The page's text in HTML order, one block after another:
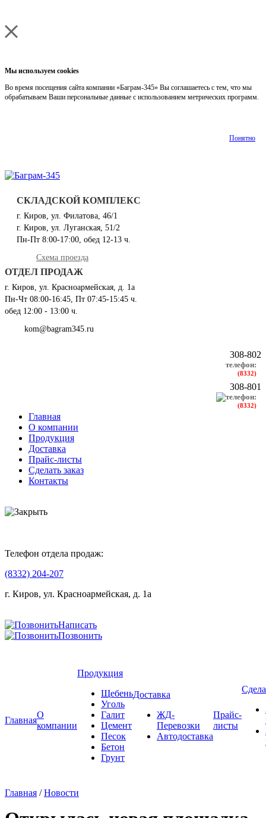
Мы используем cookies
Во время посещения сайта компании «Баграм-345» Вы соглашаетесь с тем, что мы
обрабатываем Ваши персональные данные с использованием метрических программ.
Понятно
СКЛАДСКОЙ КОМПЛЕКС
г. Киров, ул. Филатова, 46/1
г. Киров, ул. Луганская, 51/2
Пн-Пт 8:00-17:00, обед 12-13 ч.
Схема проезда
ОТДЕЛ ПРОДАЖ
г. Киров, ул. Красноармейская, д. 1а
Пн-Чт 08:00-16:45, Пт 07:45-15:45 ч.
обед 12:00 - 13:00 ч.
kom@bagram345.ru
308-802
телефон:
(8332)
308-801
телефон:
(8332)
Главная
О компании
Продукция
Доставка
Прайс-листы
Сделать заказ
Контакты
Телефон отдела продаж:
(8332) 204-207
г. Киров, ул. Красноармейская, д. 1а
Написать
Позвонить
Главная
О
компании
Продукция
Щебень
Уголь
Галит
Цемент
Песок
Бетон
Грунт
Доставка
ЖД-
Перевозки
Автодоставка
Прайс-
листы
Главная / Новости